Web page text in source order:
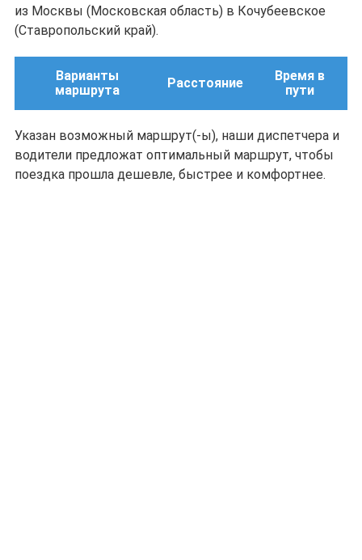
из Москвы (Московская область) в Кочубеевское
(Ставропольский край).
Варианты
маршрута
Расстояние
Время в
пути
Указан возможный маршрут(-ы), наши диспетчера и
водители предложат оптимальный маршрут, чтобы
поездка прошла дешевле, быстрее и комфортнее.